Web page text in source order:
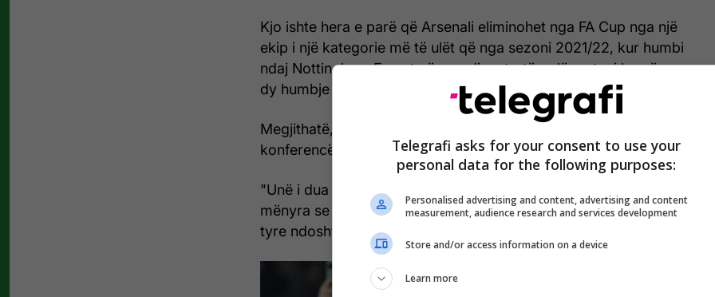
Kjo ishte hera e parë që Arsenali eliminohet nga FA Cup nga një
ekip i një kategorie më të ulët që nga sezoni 2021/22, kur humbi
ndaj Nottingham Forest në raundin e tretë, ndërsa tani ka pësuar
dy humbje radhazi në të gjitha garat për herë të parë këtë sezon.
Megjithatë, Arteta mbrojti mentalitetin e lojtarëve të tij në
konferencën për shtyp pas ndeshjes.
"Unë i dua lojtarët e mi. Ajo që kanë bërë për nëntë muaj,
mënyra se si po sakrifikojnë trupin e tyre për gjithçka, disa prej
tyre ndoshta as nuk duhej të ishin sot këtu”.
Telegrafi asks for your consent to use your
personal data for the following purposes:
Personalised advertising and content, advertising and content
measurement, audience research and services development
Store and/or access information on a device
Learn more